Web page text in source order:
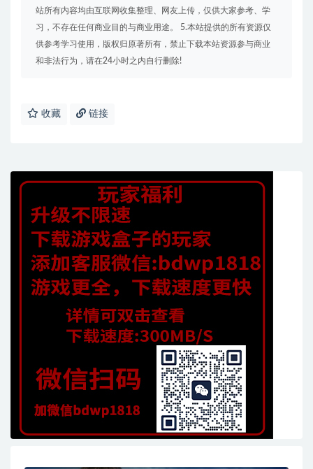
站所有内容均由互联网收集整理、网友上传，仅供大家参考、学
习，不存在任何商业目的与商业用途。 5.本站提供的所有资源仅
供参考学习使用，版权归原著所有，禁止下载本站资源参与商业
和非法行为，请在24小时之内自行删除!
收藏 链接